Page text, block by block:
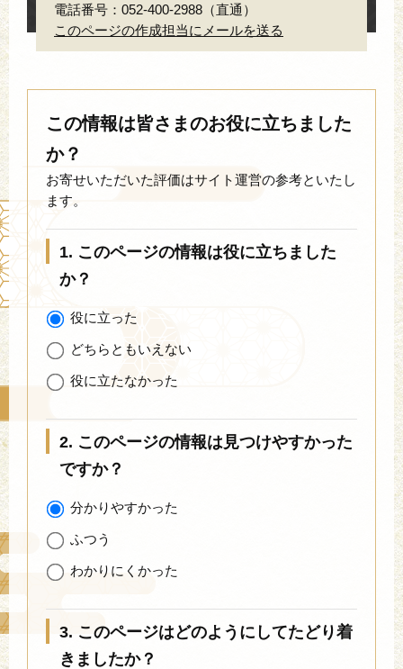
電話番号：052-400-2988（直通）
このページの作成担当にメールを送る
この情報は皆さまのお役に立ちました
か？
お寄せいただいた評価はサイト運営の参考といたし
ます。
1. このページの情報は役に立ちました
か？
役に立った
どちらともいえない
役に立たなかった
2. このページの情報は見つけやすかった
ですか？
分かりやすかった
ふつう
わかりにくかった
3. このページはどのようにしてたどり着
きましたか？